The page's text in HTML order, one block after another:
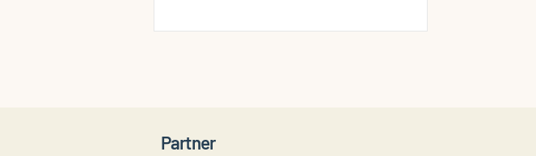
Partner